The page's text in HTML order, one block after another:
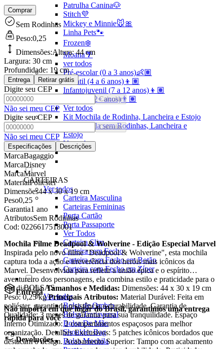
Patrulha Canina🐶
Stitch💜
Mickey e Minnie🐭🎀
Linha Pets🐾
Frozen❄️
Moana🌴
ver todos
Pré-escolar (0 a 3 anos)👶🏽
Infantil (4 a 6 anos)👦🏽
Infantojuvenil (7 a 12 anos)👦🏽
Juvenil (12+ anos)👨🏽
Ver todos
Kit Mochila de Rodinha, Lancheira e Estojo
Kit Mochila sem Rodinhas, Lancheira e
Estojo
Ver todos
CARTEIRAS
Ver todos
Carteira Masculina
Carteiras Femininas
Porta Cartão
Porta Passaporte
Ver Todos
Carteira Slim
Carteira sem Fecho
Carteira com Fecho em Botão
Carteira com Fecho em Zíper
BOLSAS
Ver todos
Bolsa de Ombro
Bolsa Transversal
Bolsa De Mão
Shoulder Bag
Bolsa Mochila
Comprar
Sem Rodinhas
Peso:0,25
Dimensões:Altura: 44 cm
Largura: 30 cm
Profundidade: 19 cm
Entrega Retirar grátis
Digite seu CEP
Calcular
Não sei meu CEP
Digite seu CEP
Calcular
Não sei meu CEP
Especificações Descrições
MarcaBagaggio
MarcaDisney
MarcaMarvel
MaterialPoliéster
Dimensões44 x 30 x 19 cm
Peso0,25
Garantia1 ano
AtributosSem Rodinhas
Cod: 0226617518001
Mochila Filme Deadpool & Wolverine - Edição Especial Marvel
Inspirada pelo novo filme "Deadpool & Wolverine", esta mochila
captura toda a ação e irreverência dos heróis mais icônicos da
Marvel. Desenvolvida para refletir a união épica e o espírito
aventureiro dos personagens, ela combina estilo e praticidade para o
seu dia a dia.Tamanhos e Medidas:
Peso: 0,25 kgPrincipais Atributos:
poliéster, garantindo resistência e durabilidade. Garantia de
Qualidade: 3 meses de garantia para sua tranquilidade. Espaço
Interno Otimizado: 2 compartimentos espaçosos para melhor
organização. Detalhes Exclusivos: 5 patches icônicos bordados que
destacam o design. Acabamento Superior: Tampo com acabamento
Entrega
Não importa em que lugar do Brasil, garantimos uma entrega
rápida para você
Devoluções